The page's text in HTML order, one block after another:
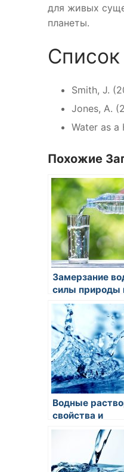
для живых
планеты.
Smith, J.
Jones, A.
Water as a
Похожие
Замерзание
силы природы
экологическое
влияние
Водные
свойства и
применение